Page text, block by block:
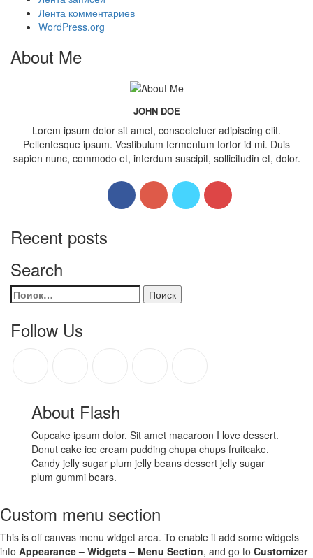
Лента комментариев
WordPress.org
About Me
JOHN DOE
Lorem ipsum dolor sit amet, consectetuer adipiscing elit.
Pellentesque ipsum. Vestibulum fermentum tortor id mi. Duis
sapien nunc, commodo et, interdum suscipit, sollicitudin et, dolor.
Recent posts
Search
Follow Us
About Flash
Cupcake ipsum dolor. Sit amet macaroon I love dessert.
Donut cake ice cream pudding chupa chups fruitcake.
Candy jelly sugar plum jelly beans dessert jelly sugar
plum gummi bears.
Custom menu section
This is off canvas menu widget area. To enable it add some widgets
into Appearance – Widgets – Menu Section, and go to Customizer